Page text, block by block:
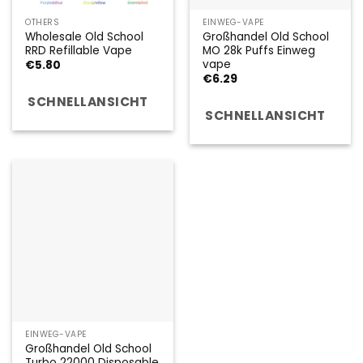
OTHERS
Wholesale Old School
RRD Refillable Vape
€5.80
SCHNELLANSICHT
EINWEG-VAPE
Großhandel Old School
MO 28k Puffs Einweg
vape
€6.29
SCHNELLANSICHT
EINWEG-VAPE
Großhandel Old School